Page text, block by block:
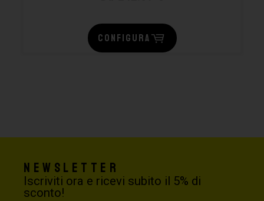
CONFIGURA
Newsletter
Iscriviti ora e ricevi subito il 5% di
sconto!